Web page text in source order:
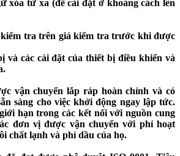
xóa từ xa (để cài đặt ở khoảng cách lên
tra trên giá kiểm tra trước khi được
và các cài đặt của thiết bị điều khiển và
vận chuyển lắp ráp hoàn chỉnh và có
sàng cho việc khởi động ngay lập tức.
hạn trong các kết nối với nguồn cung
đơn vị được vận chuyển với phí hoạt
chất lạnh và phí dầu của họ.